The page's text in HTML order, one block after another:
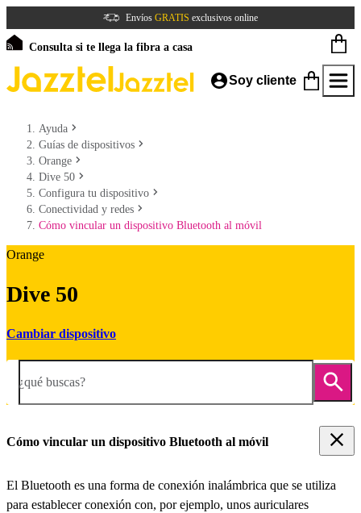
Envíos GRATIS exclusivos online
Consulta si te llega la fibra a casa
Soy cliente
Ayuda
Guías de dispositivos
Orange
Dive 50
Configura tu dispositivo
Conectividad y redes
Cómo vincular un dispositivo Bluetooth al móvil
Orange
Dive 50
Cambiar dispositivo
¿qué buscas?
Cómo vincular un dispositivo Bluetooth al móvil
El Bluetooth es una forma de conexión inalámbrica que se utiliza
para establecer conexión con, por ejemplo, unos auriculares